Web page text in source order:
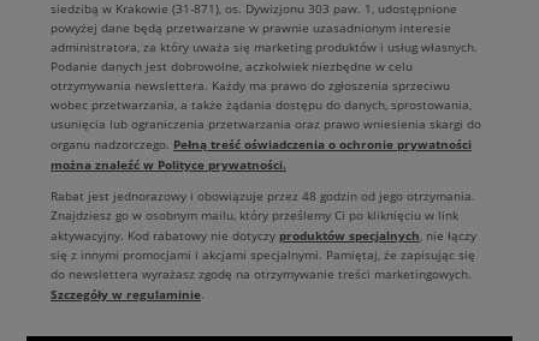
siedzibą w Krakowie (31-871), os. Dywizjonu 303 paw. 1, udostępnione
powyżej dane będą przetwarzane w prawnie uzasadnionym interesie
administratora, za który uważa się marketing produktów i usług własnych.
Podanie danych jest dobrowolne, aczkolwiek niezbędne w celu
otrzymywania newslettera. Każdy ma prawo do zgłoszenia sprzeciwu
wobec przetwarzania, a także żądania dostępu do danych, sprostowania,
usunięcia lub ograniczenia przetwarzania oraz prawo wniesienia skargi do
organu nadzorczego. Pełną treść oświadczenia o ochronie prywatności
można znaleźć w Polityce prywatności.
Rabat jest jednorazowy i obowiązuje przez 48 godzin od jego otrzymania.
Znajdziesz go w osobnym mailu, który prześlemy Ci po kliknięciu w link
aktywacyjny. Kod rabatowy nie dotyczy produktów specjalnych, nie łączy
się z innymi promocjami i akcjami specjalnymi. Pamiętaj, że zapisując się
do newslettera wyrażasz zgodę na otrzymywanie treści marketingowych.
Szczegóły w regulaminie.